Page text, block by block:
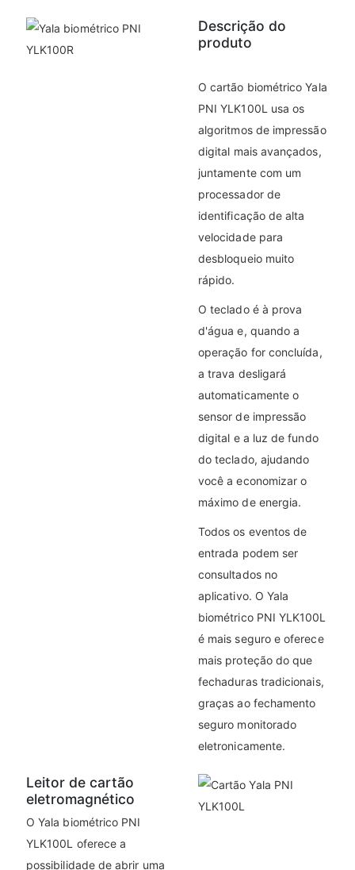
Descrição do
produto
O cartão biométrico Yala
PNI YLK100L usa os
algoritmos de impressão
digital mais avançados,
juntamente com um
processador de
identificação de alta
velocidade para
desbloqueio muito
rápido.
O teclado é à prova
d'água e, quando a
operação for concluída,
a trava desligará
automaticamente o
sensor de impressão
digital e a luz de fundo
do teclado, ajudando
você a economizar o
máximo de energia.
Todos os eventos de
entrada podem ser
consultados no
aplicativo. O Yala
biométrico PNI YLK100L
é mais seguro e oferece
mais proteção do que
fechaduras tradicionais,
graças ao fechamento
seguro monitorado
eletronicamente.
Leitor de cartão
eletromagnético
O Yala biométrico PNI
YLK100L oferece a
possibilidade de abrir uma